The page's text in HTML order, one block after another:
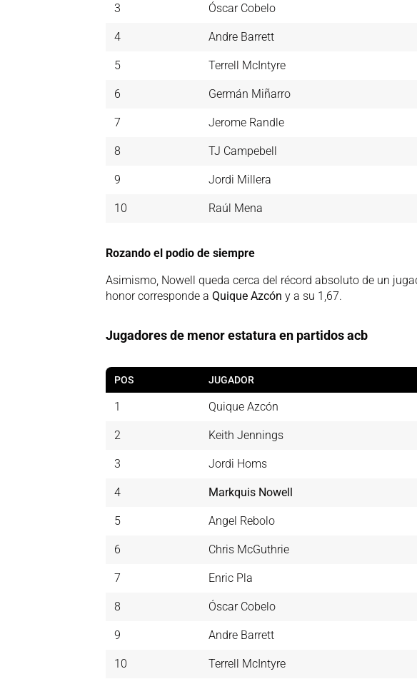
3 Óscar Cobelo
4 Andre Barrett
5 Terrell McIntyre
6 Germán Miñarro
7 Jerome Randle
8 TJ Campebell
9 Jordi Millera
10 Raúl Mena
Rozando el podio de siempre
Asimismo, Nowell queda cerca del récord absoluto de un
honor corresponde a Quique Azcón y a su 1,67.
Jugadores de menor estatura en partidos acb
POS JUGADOR
1 Quique Azcón
2 Keith Jennings
3 Jordi Homs
4 Markquis Nowell
5 Angel Rebolo
6 Chris McGuthrie
7 Enric Pla
8 Óscar Cobelo
9 Andre Barrett
10 Terrell McIntyre